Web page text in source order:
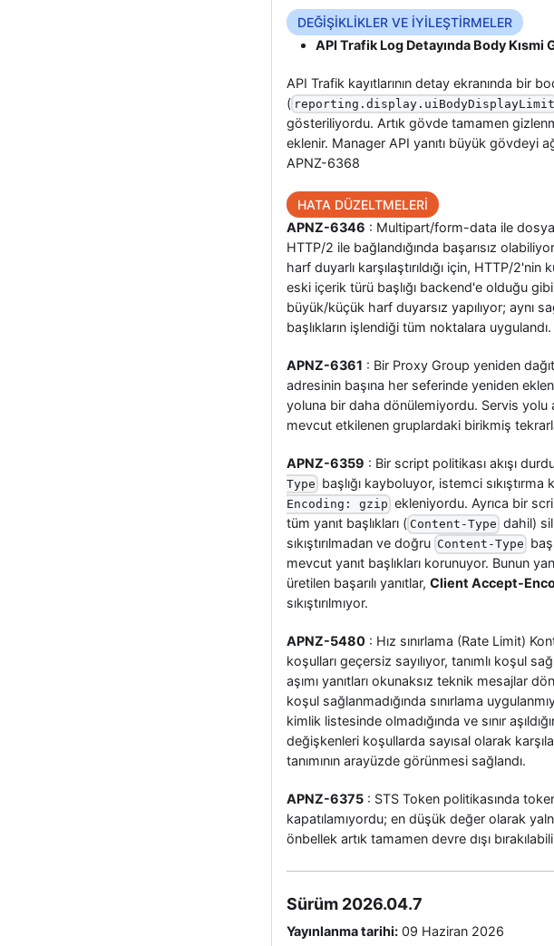
DEĞİŞİKLİKLER VE İYİLEŞTİRMELER
API Trafik Log Detayında Body Kısmi
API Trafik kayıtlarının detay ekranında bir
( reporting.display.uiBodyDisplayLimit
gösteriliyordu. Artık gövde tamamen
eklenir. Manager API yanıtı büyük gövdeyi
APNZ-6368
HATA DÜZELTMELERİ
APNZ-6346 : Multipart/form-data ile
HTTP/2 ile bağlandığında başarısız
harf duyarlı karşılaştırıldığı için, HTTP/
eski içerik türü başlığı backend'e olduğu gibi
büyük/küçük harf duyarsız yapılıyor; aynı
başlıkların işlendiği tüm noktalara uygulandı.
APNZ-6361 : Bir Proxy Group yeniden
adresinin başına her seferinde yeniden
yoluna bir daha dönülemiyordu. Servis yolu
mevcut etkilenen gruplardaki birikmiş
APNZ-6359 : Bir script politikası akışı
Type başlığı kayboluyor, istemci
Encoding: gzip ekleniyordu. Ayrıca bir
tüm yanıt başlıkları ( Content-Type dahil)
sıkıştırılmadan ve doğru Content-Type
mevcut yanıt başlıkları korunuyor. Bunun
üretilen başarılı yanıtlar, Client Accept-
sıkıştırılmıyor.
APNZ-5480 : Hız sınırlama (Rate Limit)
koşulları geçersiz sayılıyor, tanımlı koşul
aşımı yanıtları okunaksız teknik mesajlar
koşul sağlanmadığında sınırlama
kimlik listesinde olmadığında ve sınır
değişkenleri koşullarda sayısal olarak
tanımının arayüzde görünmesi sağlandı.
APNZ-6375 : STS Token politikasında
kapatılamıyordu; en düşük değer olarak
önbellek artık tamamen devre dışı
Sürüm 2026.04.7
Yayınlanma tarihi: 09 Haziran 2026